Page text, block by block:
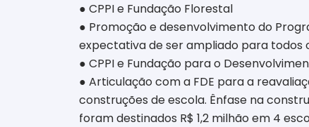
● CPPI e Fundação Florestal
● Promoção e desenvolvimento do
expectativa de ser ampliado para todos
● CPPI e Fundação para o
● Articulação com a FDE para a
construções de escola. Ênfase na
foram destinados R$ 1,2 milhão em 4